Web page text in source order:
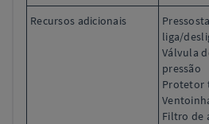
Recursos adicionais
liga/
Válvula
pressão
Protetor
Filtro de